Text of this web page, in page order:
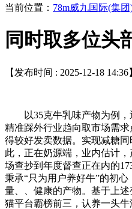
当前位置： 78m威九国际(集团
同时取多位头
【发布时间 : 2025-12-18
以35克牛乳味产物为例，
精准踩外行业趋向取市场需
得较好发卖数据。实现减糖
此，正在奶源端，业内估计
场查抄到年度督查正在内的
秉承“只为用户养好牛”的初
量、、健康的产物。基于上
猫平台霸榜前三，认养一头